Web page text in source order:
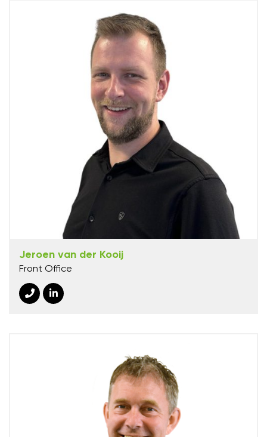
Jeroen van der Kooij
Front Office